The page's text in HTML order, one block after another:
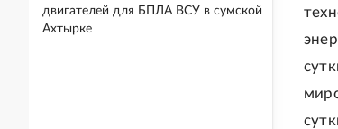
двигателей для БПЛА ВСУ в сумской
Ахтырке